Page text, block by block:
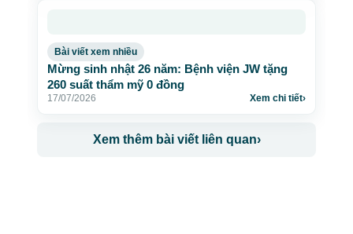
Bài viết xem nhiều
Mừng sinh nhật 26 năm: Bệnh viện JW tặng
260 suất thẩm mỹ 0 đồng
17/07/2026 Xem chi tiết›
Xem thêm bài viết liên quan›